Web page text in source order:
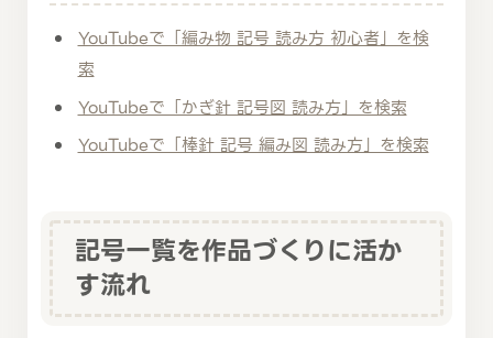
YouTubeで「編み物 記号 読み方 初心者」を検
索
YouTubeで「かぎ針 記号図 読み方」を検索
YouTubeで「棒針 記号 編み図 読み方」を検索
記号一覧を作品づくりに活か
す流れ